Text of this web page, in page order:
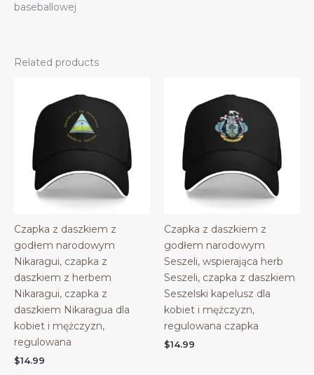
baseballowej
Related products
Czapka z daszkiem z
godłem narodowym
Nikaragui, czapka z
daszkiem z herbem
Nikaragui, czapka z
daszkiem Nikaragua dla
kobiet i mężczyzn,
regulowana
$14.99
Czapka z daszkiem z
godłem narodowym
Seszeli, wspierająca herb
Seszeli, czapka z daszkiem
Seszelski kapelusz dla
kobiet i mężczyzn,
regulowana czapka
$14.99